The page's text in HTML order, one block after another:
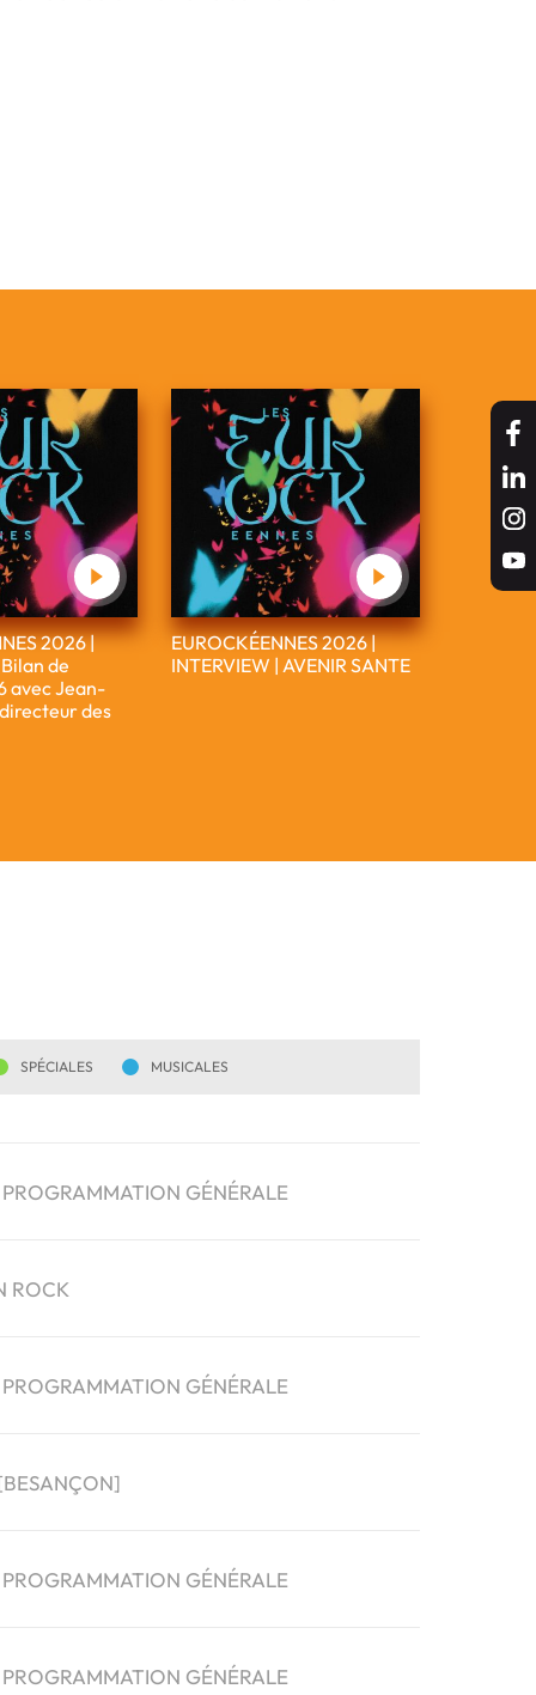
2026 |
de
avec Jean-
des
EUROCKÉENNES 2026 |
INTERVIEW | AVENIR SANTE
SPÉCIALES MUSICALES
GÉNÉRALE
ROCK
GÉNÉRALE
GÉNÉRALE
GÉNÉRALE